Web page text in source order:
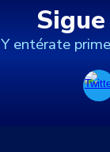
Y entérate